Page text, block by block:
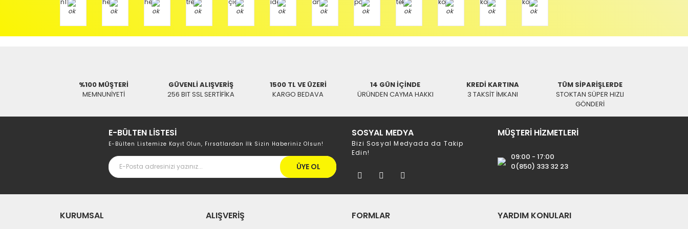
Aras Kargo Anlaşma No : 152 294 193 1342
%100 MÜŞTERİ
MEMNUNİYETİ
GÜVENLİ ALIŞVERİŞ
256 BIT SSL SERTİFİKA
1500 TL VE ÜZERİ
KARGO BEDAVA
14 GÜN İÇİNDE
ÜRÜNDEN CAYMA HAKKI
KREDİ KARTINA
3 TAKSİT İMKANI
TÜM SİPARİŞLERDE
STOKTAN SÜPER HIZLI
GÖNDERİ
E-BÜLTEN LİSTESİ
E-Bülten Listemize Kayıt Olun, Fırsatlardan İlk Sizin Haberiniz Olsun!
ÜYE OL
SOSYAL MEDYA
Bizi Sosyal Medyada da Takip
Edin!
MÜŞTERİ HİZMETLERİ
09:00 - 17:00
0(850) 333 32 23
KURUMSAL ALIŞVERİŞ FORMLAR YARDIM KONULARI